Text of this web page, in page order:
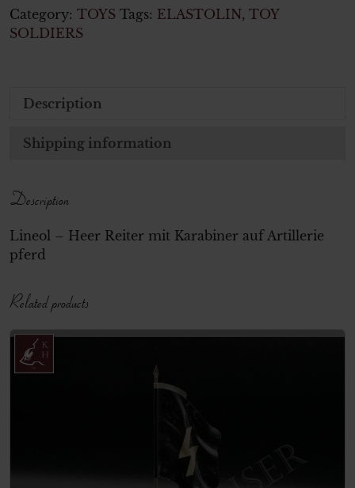
Category: TOYS Tags: ELASTOLIN, TOY
SOLDIERS
Description
Shipping information
Description
Lineol – Heer Reiter mit Karabiner auf Artillerie
pferd
Related products